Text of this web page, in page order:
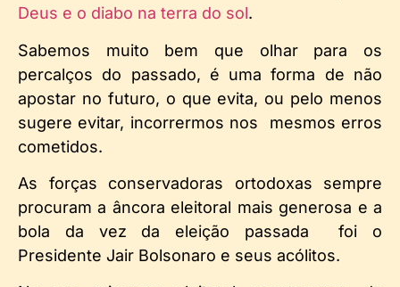
Deus e o diabo na terra do sol.
Sabemos muito bem que olhar para os
percalços do passado, é uma forma de não
apostar no futuro, o que evita, ou pelo menos
sugere evitar, incorrermos nos mesmos erros
cometidos.
As forças conservadoras ortodoxas sempre
procuram a âncora eleitoral mais generosa e a
bola da vez da eleição passada foi o
Presidente Jair Bolsonaro e seus acólitos.